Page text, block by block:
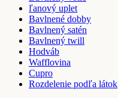
ľanový uplet
Bavlnené dobby
Bavlnený satén
Bavlnený twill
Hodváb
Wafflovina
Cupro
Rozdelenie podľa látok